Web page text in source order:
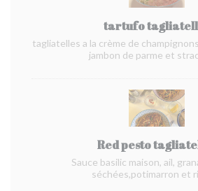
tartufo
tagliatelles a la crème de
jambon de parme et
Red pesto
Sauce basilic maison, ail,
séchées,potimarron et